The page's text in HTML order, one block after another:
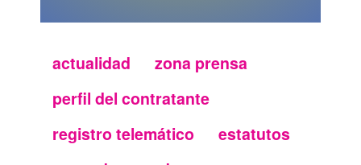
secundario
actualidad
zona prensa
perfil del contratante
registro telemático
estatutos